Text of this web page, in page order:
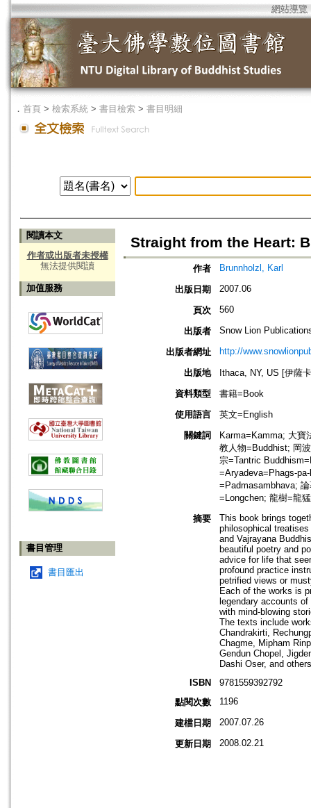
網站導覽
． 首頁 > 檢索系統 > 書目檢索 > 書目明細
閱讀本文
作者或出版者未授權
無法提供閱讀
加值服務
書目管理
書目匯出
Straight from the Heart:
作者 Brunnholzl, Karl
出版日期 2007.06
頁次 560
出版者 Snow Lion
出版者網址 http://
出版地
Ithaca, NY, US [伊薩
資料類型
書籍=Book
使用語言
英文=English
關鍵詞
Karma=Kamma; 大寶
教人物=Buddhist; 岡
宗=Tantric
=Aryadeva=Phags-
=Padmasambhava;
=Longchen; 龍樹=龍
摘要
This book brings
philosophical
and Vajrayana
beautiful poetry and
advice for life that
profound practice
petrified views or
Each of the works is
legendary accounts
with mind-blowing
The texts include
Chandrakirti,
Chagme, Mipham
Gendun Chopel,
Dashi Oser, and
ISBN
9781559392792
點閱次數
1196
建檔日期 2007.07.26
更新日期 2008.02.21